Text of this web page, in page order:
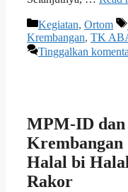
Kategori
Kegiatan, Ortom
Krembangan, TK
Tinggalkan
MPM-ID dan
Krembangan
Halal bi
Rakor